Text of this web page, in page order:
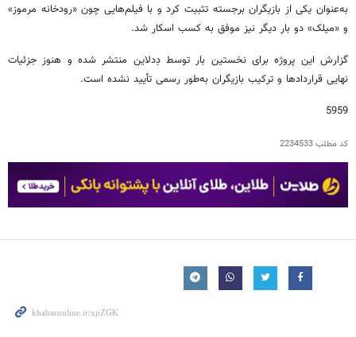
به‌عنوان یکی از بازیگران برجسته تثبیت کرد و با فیلم‌هایی چون «رودخانه مرموز»
و «میلک» دو بار دیگر نیز موفق به کسب اسکار شد.
گزارش این پروژه برای نخستین بار توسط دِدلاین منتشر شده و هنوز جزئیات
نهایی قراردادها و ترکیب بازیگران به‌طور رسمی تأیید نشده است.
5959
کد مطلب2234533